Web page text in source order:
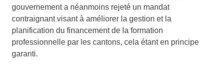
gouvernement a néanmoins rejeté un mandat
contraignant visant à améliorer la gestion et la
planification du financement de la formation
professionnelle par les cantons, cela étant en principe
garanti.